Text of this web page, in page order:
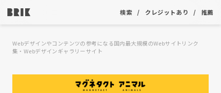
検索 クレジットあり 推薦
Webデザインやコンテンツの参考になる国内最大規模のWebサイトリンク
集・Webデザインギャラリーサイト